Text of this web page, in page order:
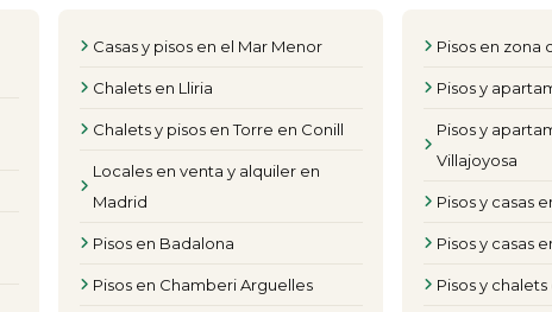
Casas y pisos en el Mar Menor
Chalets en Lliria
Chalets y pisos en Torre en Conill
Locales en venta y alquiler en
Madrid
Pisos en Badalona
Pisos en Chamberi Arguelles
Pisos en zona
Pisos y
Pisos y
Villajoyosa
Pisos y casas
Pisos y casas
Pisos y